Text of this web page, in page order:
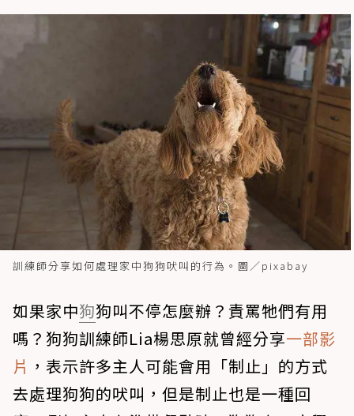
訓練師分享如何處理家中狗狗吠叫的行為。圖／pixabay
如果家中狗狗叫不停怎麼辦？責罵牠們有用
嗎？狗狗訓練師Lia楊思原就曾經分享一部影
片 ，表示許多主人可能會用「制止」的方式
去處理狗狗的吠叫，但是制止也是一種回